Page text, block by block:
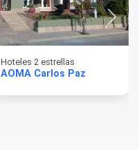
Hoteles 2 estrellas
AOMA Carlos Paz